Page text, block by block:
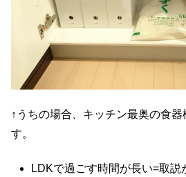
↑うちの場合、キッチン最奥の食
す。
LDKで過ごす時間が長い=取説